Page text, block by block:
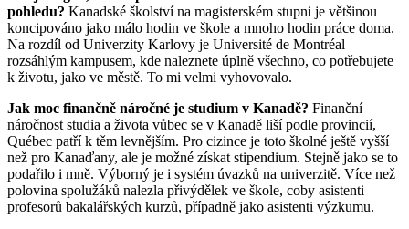
pohledu? Kanadské školství na magisterském stupni je většinou
koncipováno jako málo hodin ve škole a mnoho hodin práce doma.
Na rozdíl od Univerzity Karlovy je Université de Montréal
rozsáhlým kampusem, kde naleznete úplně všechno, co potřebujete
k životu, jako ve městě. To mi velmi vyhovovalo.
Jak moc finančně náročné je studium v Kanadě? Finanční
náročnost studia a života vůbec se v Kanadě liší podle provincií,
Québec patří k těm levnějším. Pro cizince je toto školné ještě vyšší
než pro Kanaďany, ale je možné získat stipendium. Stejně jako se to
podařilo i mně. Výborný je i systém úvazků na univerzitě. Více než
polovina spolužáků nalezla přivýdělek ve škole, coby asistenti
profesorů bakalářských kurzů, případně jako asistenti výzkumu.